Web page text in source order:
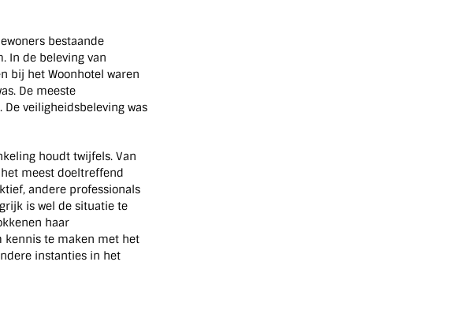
bestaande
In de beleving van
bij het Woonhotel waren
De meeste
veiligheidsbeleving was
houdt twijfels. Van
meest doeltreffend
andere professionals
is wel de situatie te
haar
kennis te maken met het
instanties in het